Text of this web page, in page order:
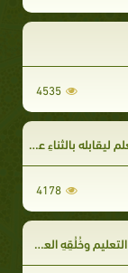
4535
عليه إذا أصاب
4178
وخُلُقِهِ العظيم